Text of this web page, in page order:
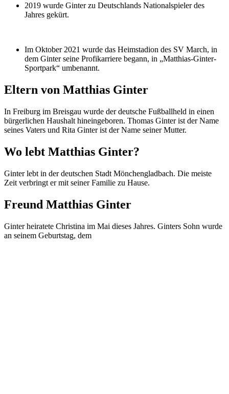
2019 wurde Ginter zu Deutschlands Nationalspieler des
Jahres gekürt.
Im Oktober 2021 wurde das Heimstadion des SV March, in
dem Ginter seine Profikarriere begann, in „Matthias-Ginter-
Sportpark“ umbenannt.
Eltern von Matthias Ginter
In Freiburg im Breisgau wurde der deutsche Fußballheld in einen
bürgerlichen Haushalt hineingeboren. Thomas Ginter ist der Name
seines Vaters und Rita Ginter ist der Name seiner Mutter.
Wo lebt Matthias Ginter?
Ginter lebt in der deutschen Stadt Mönchengladbach. Die meiste
Zeit verbringt er mit seiner Familie zu Hause.
Freund Matthias Ginter
Ginter heiratete Christina im Mai dieses Jahres. Ginters Sohn wurde
an seinem Geburtstag, dem